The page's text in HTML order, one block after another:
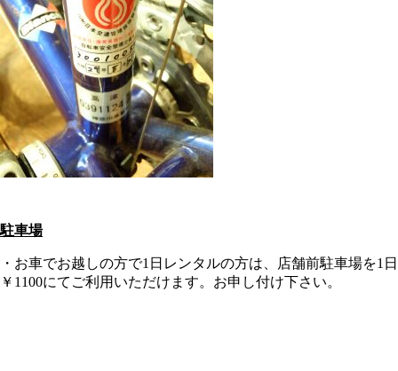
駐車場
・お車でお越しの方で1日レンタルの方は、店舗前駐車場を1日
￥1100にてご利用いただけます。お申し付け下さい。